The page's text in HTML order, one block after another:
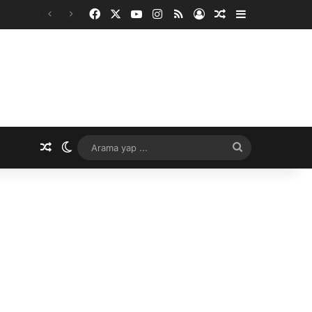
Facebook YouTubeInstagram
RSS Kayıt OlRastgele Makale
Rastgele Makale
Dış görünümü değiştir
yap